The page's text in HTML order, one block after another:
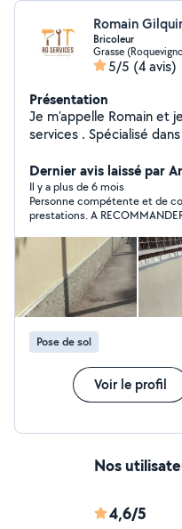
Romain
Bricoleur
Grasse
5/5 (4 avis)
Présentation
Je m'appelle Romain et
services . Spécialisé
de meubles,
rénovation et bien plus encore. Avec mon
mon savoir-faire, je vous
rapide et efficace. Que
professionnel, je suis à
apporter des solutions
N'hésitez pas à me
discuter de votre
Dernier avis laissé par
Il y a plus de 6 mois
Personne compétente et de confiance. Très
prestations. A
Pose de sol
Voir le profil
Nos
4,6/5